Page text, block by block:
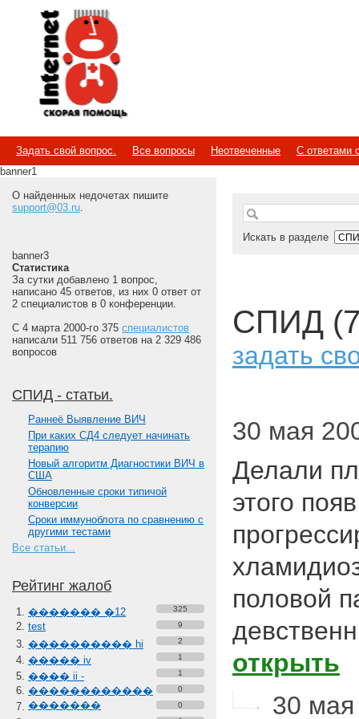
Internet
Скорая помощь
Задать свой вопрос. Все вопросы Неотвеченные
С ответами
banner1
О найденных недочетах пишите
support@03.ru.
banner3
Статистика
За сутки добавлено 1 вопрос,
написано 45 ответов, из них 0 ответ от
2 специалистов в 0 конференции.
С 4 марта 2000-го 375 специалистов
написали 511 756 ответов на 2 329 486
вопросов
СПИД - статьи.
Paннеё Выявление ВИЧ
При каких СД4 следует начинать
терапию
Новый алгоритм Диагностики ВИЧ в
США
Обновленные сроки типичой
конверсии
Сроки иммуноблота по сравнению с
другими тестами
Все статьи...
Рейтинг жалоб
������� �12 325
test 9
���������� hi 2
����� iv 1
���� ii -
������������
�������
1
0
0
Искать в разделе
СПИД
задать
30 мая
Делали
этого
половой
открыть
30 мая